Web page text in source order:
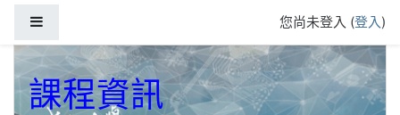
您尚未登入 (登入)
課程資訊